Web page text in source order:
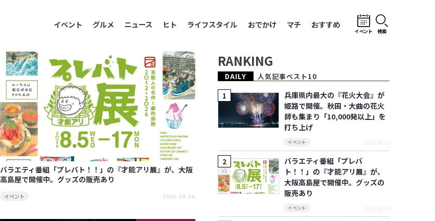
イベント グルメ ニュース ヒト ライフスタイル おでかけ マチ おすすめ
イベント 検索
バラエティ番組「プレバト！！」の『才能アリ展』が、大阪
高島屋で開催中。グッズの販売あり
イベント 2026.08.06
RANKING
DAILY 人気記事ベスト10
兵庫県内最大の『花火大会』が
姫路で開催。秋田・大曲の花火
師も集まり「10,000発以上」を
打ち上げ
イベント 2026.08.03
バラエティ番組「プレバ
ト！！」の『才能アリ展』が、
大阪高島屋で開催中。グッズの
販売あり
イベント 2026.08.06